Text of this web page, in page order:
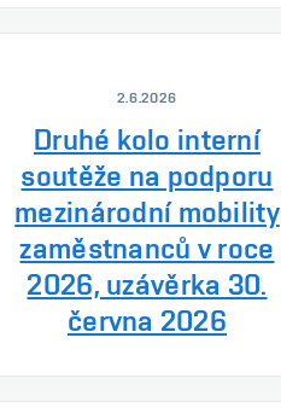
2.6.2026
Druhé kolo interní
soutěže na podporu
mezinárodní mobility
zaměstnanců v roce
2026, uzávěrka 30.
června 2026